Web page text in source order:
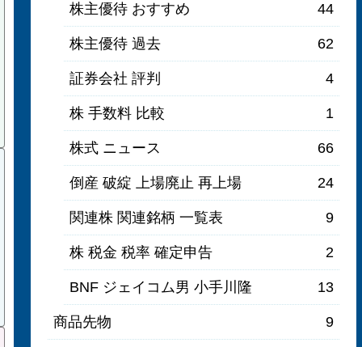
株主優待 おすすめ 44
株主優待 過去 62
証券会社 評判 4
株 手数料 比較 1
株式 ニュース 66
倒産 破綻 上場廃止 再上場 24
関連株 関連銘柄 一覧表 9
株 税金 税率 確定申告 2
BNF ジェイコム男 小手川隆 13
商品先物 9